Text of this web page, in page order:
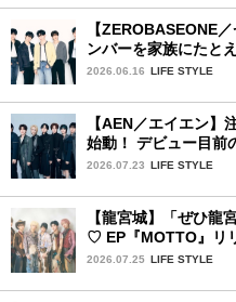
【ZEROBASEONE
ンバーを家族にたと
ー♡
2026.06.16 LIFE STYLE
【AEN／エイエン】
始動！ デビュー目前
ュー。7人の魅力に迫
2026.07.23 LIFE STYLE
【龍宮城】「ぜひ龍
♡ EP『MOTTO』リ
2026.07.25 LIFE STYLE